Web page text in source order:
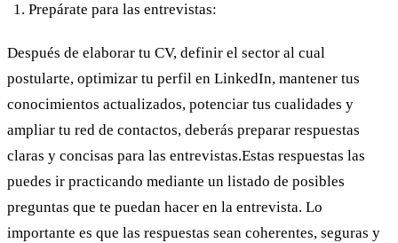
Prepárate para las entrevistas:
Después de elaborar tu CV, definir el sector al cual
postularte, optimizar tu perfil en LinkedIn, mantener tus
conocimientos actualizados, potenciar tus cualidades y
ampliar tu red de contactos, deberás preparar respuestas
claras y concisas para las entrevistas.Estas respuestas las
puedes ir practicando mediante un listado de posibles
preguntas que te puedan hacer en la entrevista. Lo
importante es que las respuestas sean coherentes, seguras y